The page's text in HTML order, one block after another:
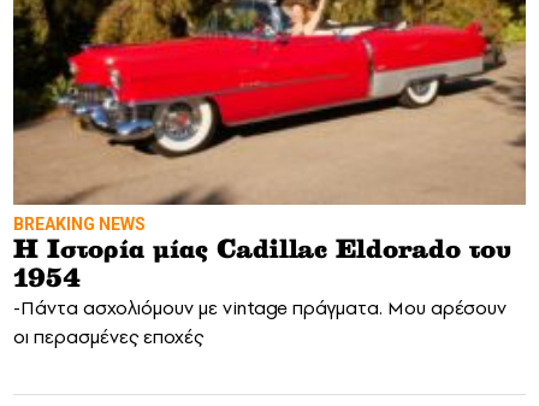
ΒREAKING NEWS
Η Ιστορία μίας Cadillac Eldorado του
1954
-Πάντα ασχολιόμουν με vintage πράγματα. Μου αρέσουν
οι περασμένες εποχές